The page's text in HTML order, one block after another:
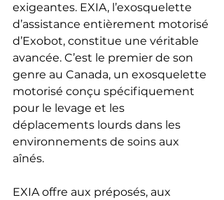
exigeantes. EXIA, l’exosquelette
d’assistance entièrement motorisé
d’Exobot, constitue une véritable
avancée. C’est le premier de son
genre au Canada, un exosquelette
motorisé conçu spécifiquement
pour le levage et les
déplacements lourds dans les
environnements de soins aux
aînés.
EXIA offre aux préposés, aux